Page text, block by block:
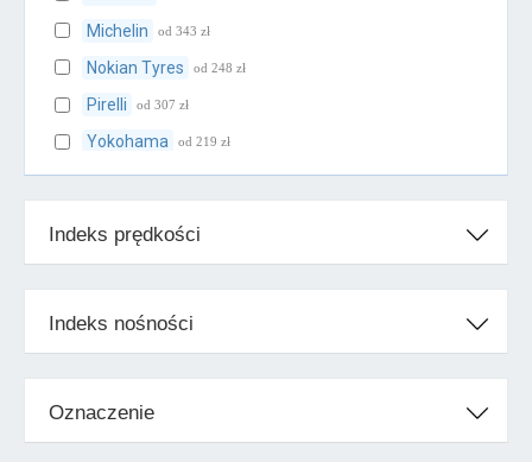
Michelin od 343 zł
Nokian Tyres od 248 zł
Pirelli od 307 zł
Yokohama od 219 zł
Klasa średnia
BFGoodrich od 239 zł
Falken od 205 zł
Firestone od 247 zł
Indeks prędkości
Indeks nośności
Oznaczenie